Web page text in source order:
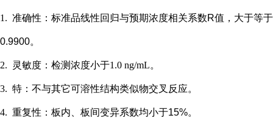
1. 准确性：标准品线性回归与预期浓度相关系数R值，大于等于
0.9900。
2. 灵敏度：检测浓度小于1.0 ng/mL。
3. 特：不与其它可溶性结构类似物交叉反应。
4. 重复性：板内、板间变异系数均小于15%。